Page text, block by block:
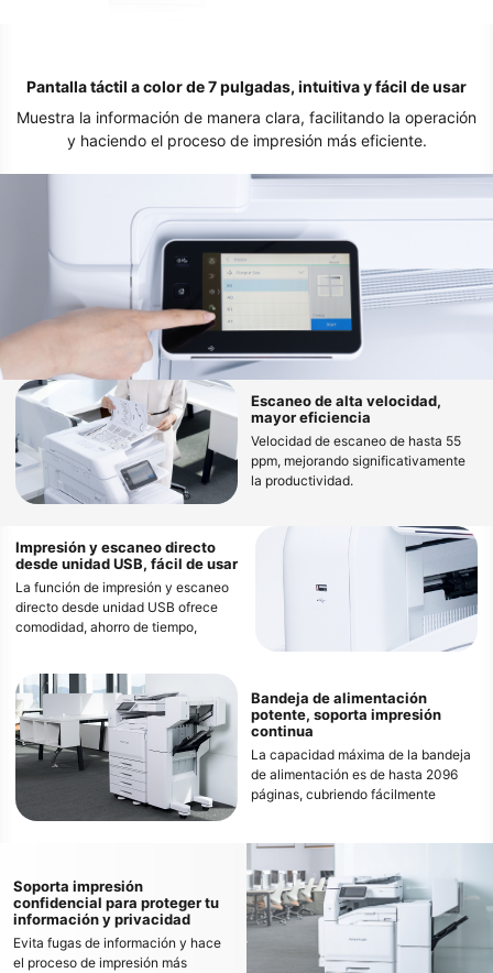
Pantalla táctil a color de 7 pulgadas, intuitiva y fácil de usar
Muestra la información de manera clara, facilitando la operación
y haciendo el proceso de impresión más eficiente.
Escaneo de alta velocidad,
mayor eficiencia
Velocidad de escaneo de hasta 55
ppm, mejorando significativamente
la productividad.
Impresión y escaneo directo
desde unidad USB, fácil de usar
La función de impresión y escaneo
directo desde unidad USB ofrece
comodidad, ahorro de tiempo,
Bandeja de alimentación
potente, soporta impresión
continua
La capacidad máxima de la bandeja
de alimentación es de hasta 2096
páginas, cubriendo fácilmente
Soporta impresión
confidencial para proteger tu
información y privacidad
Evita fugas de información y hace
el proceso de impresión más